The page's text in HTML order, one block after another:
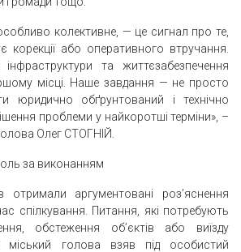
колективне, — це сигнал про те,
корекції або оперативного втручання.
та життєзабезпечення
місці. Наше завдання — не просто
юридично обґрунтований і технічно
проблеми у найкоротші терміни», –
Олег СТОГНІЙ.
за виконанням
отримали аргументовані роз’яснення
спілкування. Питання, які потребують
обстеження об’єктів або виїзду
міський голова взяв під особистий